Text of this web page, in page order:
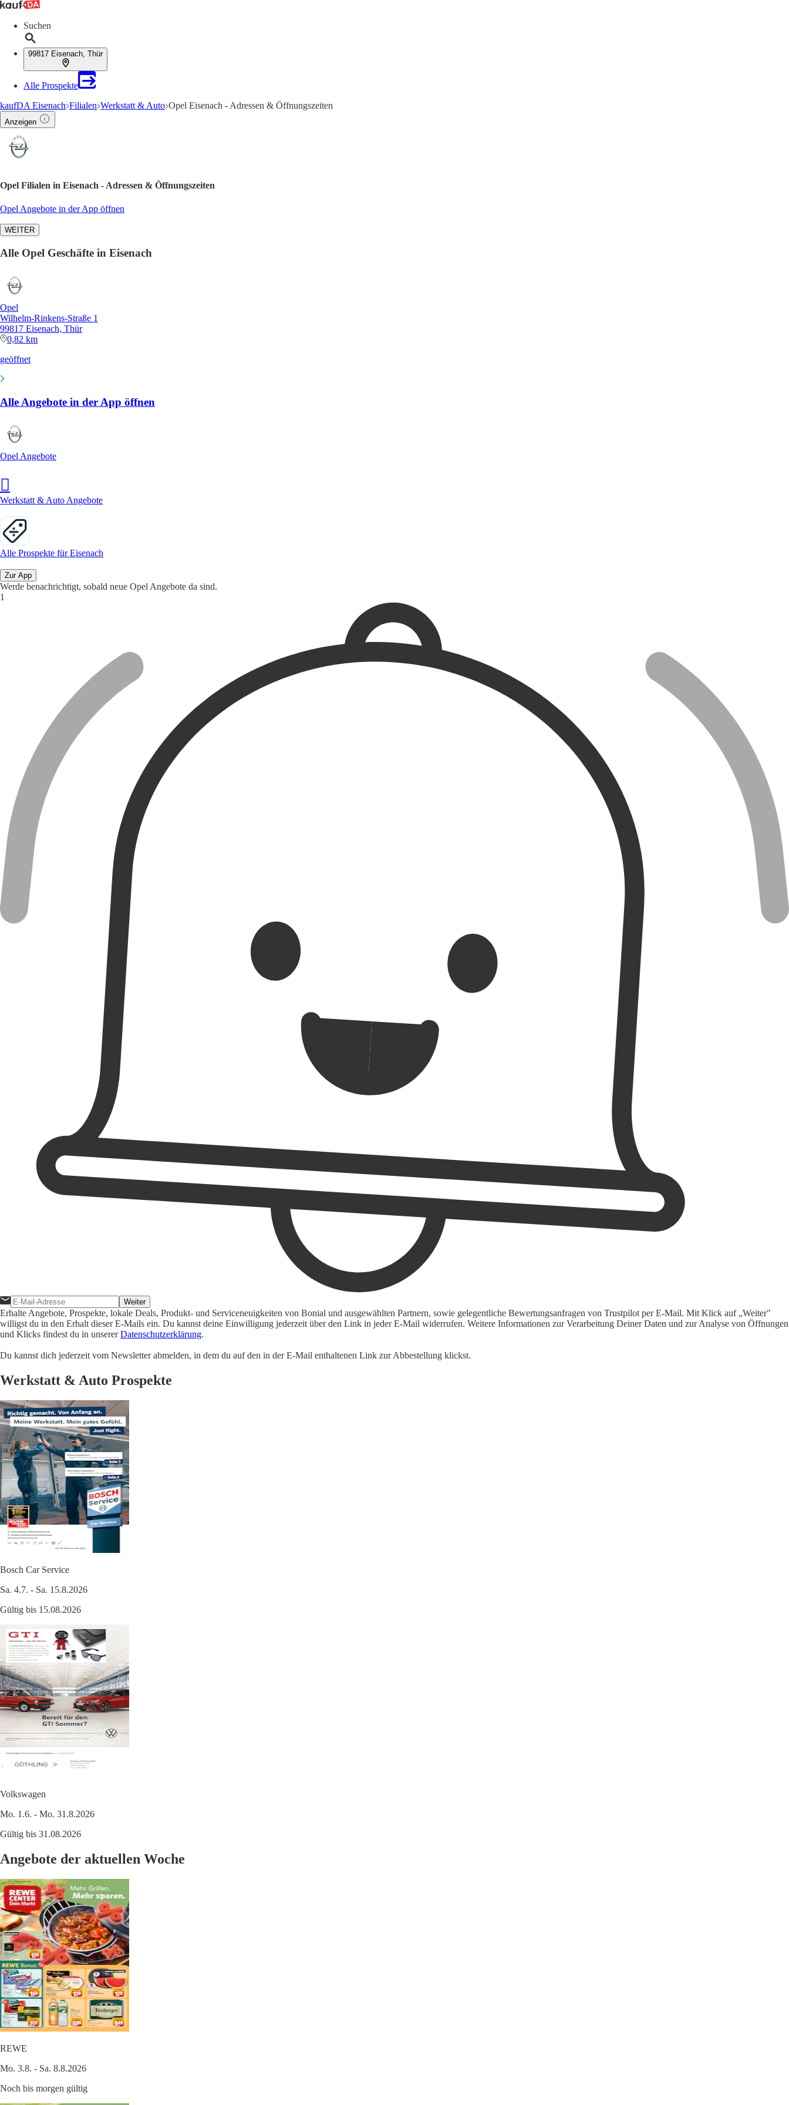
Suchen
99817 Eisenach, Thür
Alle Prospekte
kaufDA Eisenach Filialen Werkstatt & Auto Opel Eisenach - Adressen & Öffnungszeiten
Anzeigen
Opel Filialen in Eisenach - Adressen & Öffnungszeiten
Opel Angebote in der App öffnen
WEITER
Alle Opel Geschäfte in Eisenach
Opel
Wilhelm-Rinkens-Straße 1
99817 Eisenach, Thür
0,82 km
geöffnet
Alle Angebote in der App öffnen
Opel Angebote
Werkstatt & Auto Angebote
Alle Prospekte für Eisenach
Zur App
Werde benachrichtigt, sobald neue Opel Angebote da sind.
Weiter
Erhalte Angebote, Prospekte, lokale Deals, Produkt- und Serviceneuigkeiten von Bonial und ausgewählten Partnern, sowie gelegentliche Bewertungsanfragen von Trustpilot per E-Mail. Mit Klick auf „Weiter"
willigst du in den Erhalt dieser E-Mails ein. Du kannst deine Einwilligung jederzeit über den Link in jeder E-Mail widerrufen. Weitere Informationen zur Verarbeitung Deiner Daten und zur Analyse von Öffnungen
und Klicks findest du in unsererDatenschutzerklärung.
Du kannst dich jederzeit vom Newsletter abmelden, in dem du auf den in der E-Mail enthaltenen Link zur Abbestellung klickst.
Werkstatt & Auto Prospekte
Bosch Car Service
Sa. 4.7. - Sa. 15.8.2026
Gültig bis 15.08.2026
Volkswagen
Mo. 1.6. - Mo. 31.8.2026
Gültig bis 31.08.2026
Angebote der aktuellen Woche
REWE
Mo. 3.8. - Sa. 8.8.2026
Noch bis morgen gültig